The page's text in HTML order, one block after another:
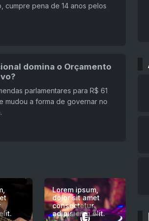
cumpre pena de 14 anos pelos
domina o Orçamento
parlamentares para R$ 61
mudou a forma de governar no
Lorem ipsum,
dolor sit amet
consectetur
adipisicing elit.